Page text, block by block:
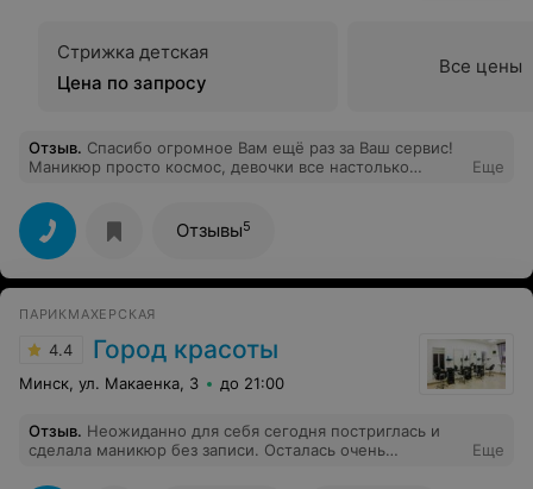
Стрижка детская
Цена по запросу
Все цены
Отзыв. Спасибо огромное Вам ещё раз за Ваш сервис!
Маникюр просто космос, девочки все настолько
владелица данного салона - ❤️
Еще
Отзывы5
ПАРИКМАХЕРСКАЯ
4.4 Город красоты
Минск, ул. Макаенка, 3 до 21:00
Отзыв. Неожиданно для себя сегодня постриглась и
сделала маникюр без записи. Осталась очень
Еще